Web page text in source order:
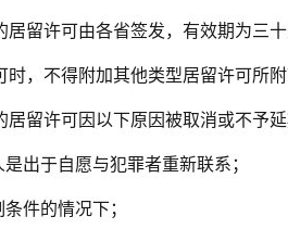
居留许可由各省签发，有效期为三
，不得附加其他类型居留许可所附
留许可因以下原因被取消或不予延
出于自愿与犯罪者重新联系；
件的情况下；